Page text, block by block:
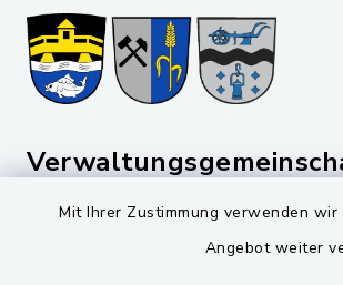
Mit Ihrer Zustimmung verwenden
Angebot weiter
Schwarzenfeld